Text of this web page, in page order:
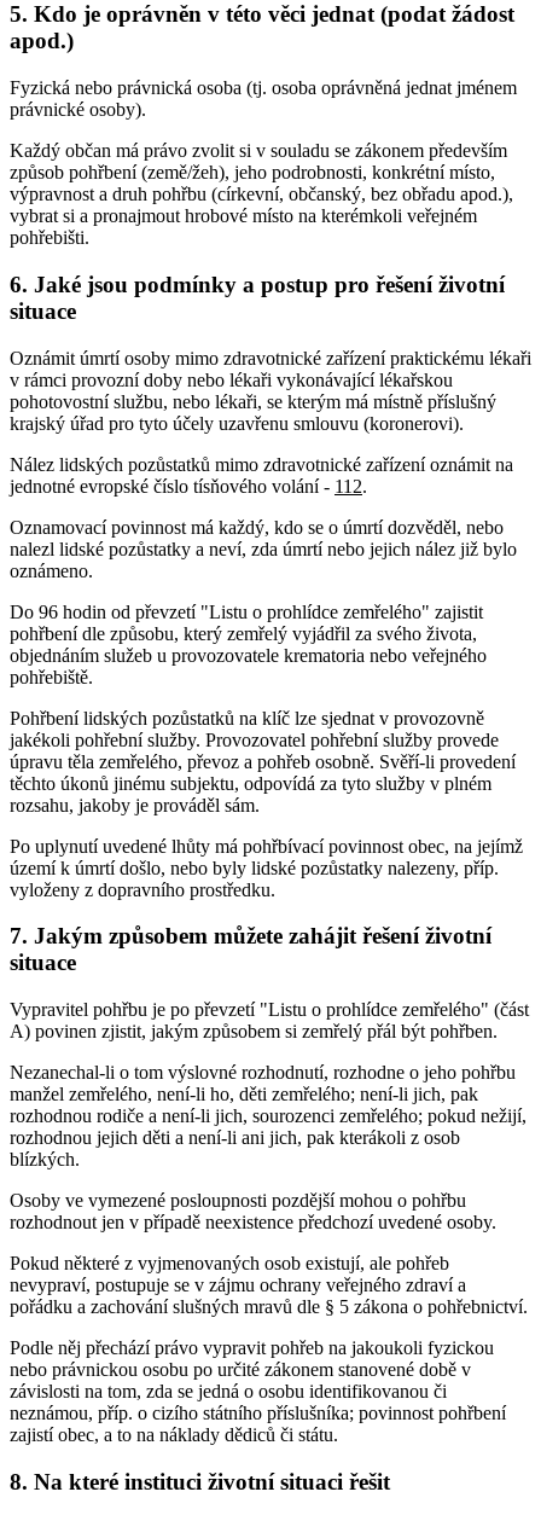
5. Kdo je oprávněn v této věci jednat (podat žádost
apod.)
Fyzická nebo právnická osoba (tj. osoba oprávněná jednat jménem
právnické osoby).
Každý občan má právo zvolit si v souladu se zákonem především
způsob pohřbení (země/žeh), jeho podrobnosti, konkrétní místo,
výpravnost a druh pohřbu (církevní, občanský, bez obřadu apod.),
vybrat si a pronajmout hrobové místo na kterémkoli veřejném
pohřebišti.
6. Jaké jsou podmínky a postup pro řešení životní
situace
Oznámit úmrtí osoby mimo zdravotnické zařízení praktickému lékaři
v rámci provozní doby nebo lékaři vykonávající lékařskou
pohotovostní službu, nebo lékaři, se kterým má místně příslušný
krajský úřad pro tyto účely uzavřenu smlouvu (koronerovi).
Nález lidských pozůstatků mimo zdravotnické zařízení oznámit na
jednotné evropské číslo tísňového volání - 112.
Oznamovací povinnost má každý, kdo se o úmrtí dozvěděl, nebo
nalezl lidské pozůstatky a neví, zda úmrtí nebo jejich nález již bylo
oznámeno.
Do 96 hodin od převzetí "Listu o prohlídce zemřelého" zajistit
pohřbení dle způsobu, který zemřelý vyjádřil za svého života,
objednáním služeb u provozovatele krematoria nebo veřejného
pohřebiště.
Pohřbení lidských pozůstatků na klíč lze sjednat v provozovně
jakékoli pohřební služby. Provozovatel pohřební služby provede
úpravu těla zemřelého, převoz a pohřeb osobně. Svěří-li provedení
těchto úkonů jinému subjektu, odpovídá za tyto služby v plném
rozsahu, jakoby je prováděl sám.
Po uplynutí uvedené lhůty má pohřbívací povinnost obec, na jejímž
území k úmrtí došlo, nebo byly lidské pozůstatky nalezeny, příp.
vyloženy z dopravního prostředku.
7. Jakým způsobem můžete zahájit řešení životní
situace
Vypravitel pohřbu je po převzetí "Listu o prohlídce zemřelého" (část
A) povinen zjistit, jakým způsobem si zemřelý přál být pohřben.
Nezanechal-li o tom výslovné rozhodnutí, rozhodne o jeho pohřbu
manžel zemřelého, není-li ho, děti zemřelého; není-li jich, pak
rozhodnou rodiče a není-li jich, sourozenci zemřelého; pokud nežijí,
rozhodnou jejich děti a není-li ani jich, pak kterákoli z osob
blízkých.
Osoby ve vymezené posloupnosti pozdější mohou o pohřbu
rozhodnout jen v případě neexistence předchozí uvedené osoby.
Pokud některé z vyjmenovaných osob existují, ale pohřeb
nevypraví, postupuje se v zájmu ochrany veřejného zdraví a
pořádku a zachování slušných mravů dle § 5 zákona o pohřebnictví.
Podle něj přechází právo vypravit pohřeb na jakoukoli fyzickou
nebo právnickou osobu po určité zákonem stanovené době v
závislosti na tom, zda se jedná o osobu identifikovanou či
neznámou, příp. o cizího státního příslušníka; povinnost pohřbení
zajistí obec, a to na náklady dědiců či státu.
8. Na které instituci životní situaci řešit